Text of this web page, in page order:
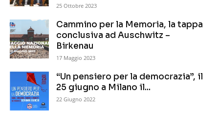
25 Ottobre 2023
Cammino per la Memoria, la tappa
conclusiva ad Auschwitz –
Birkenau
17 Maggio 2023
“Un pensiero per la democrazia”, il
25 giugno a Milano il...
22 Giugno 2022